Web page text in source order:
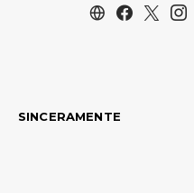
SINCERAMENTE